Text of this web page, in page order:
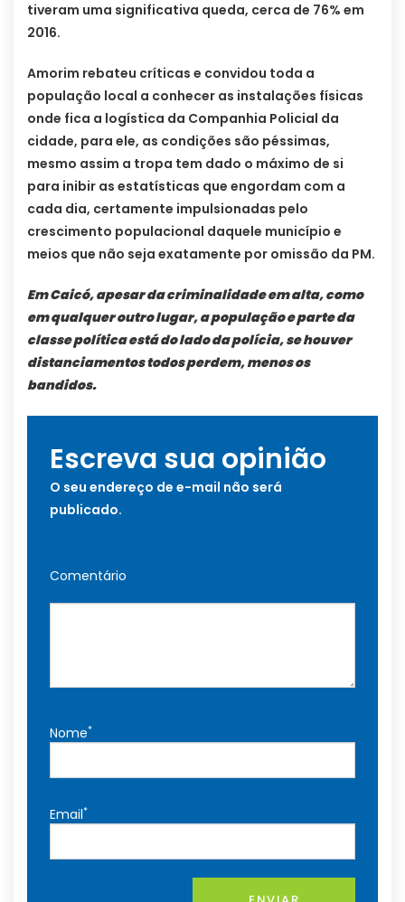
tiveram uma significativa queda, cerca de 76% em
2016.
Amorim rebateu críticas e convidou toda a
população local a conhecer as instalações físicas
onde fica a logística da Companhia Policial da
cidade, para ele, as condições são péssimas,
mesmo assim a tropa tem dado o máximo de si
para inibir as estatísticas que engordam com a
cada dia, certamente impulsionadas pelo
crescimento populacional daquele município e
meios que não seja exatamente por omissão da PM.
Em Caicó, apesar da criminalidade em alta, como
em qualquer outro lugar, a população e parte da
classe política está do lado da polícia, se houver
distanciamentos todos perdem, menos os
bandidos.
Escreva sua opinião
O seu endereço de e-mail não será
publicado.
Comentário
Nome*
Email*